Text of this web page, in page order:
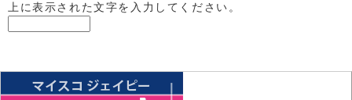
上に表示された文字を入力してください。